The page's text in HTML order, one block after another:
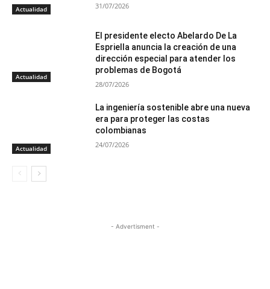
Actualidad 31/07/2026
Actualidad
El presidente electo Abelardo De La
Espriella anuncia la creación de una
dirección especial para atender los
problemas de Bogotá
28/07/2026
Actualidad
La ingeniería sostenible abre una nueva
era para proteger las costas
colombianas
24/07/2026
- Advertisment -